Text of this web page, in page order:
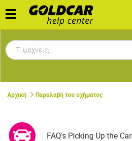
Toggle
navigation
Αρχική Παραλαβή του οχήματος
FAQ's Picking Up the Car